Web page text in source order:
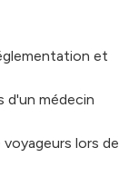
et
d'un médecin
lors de